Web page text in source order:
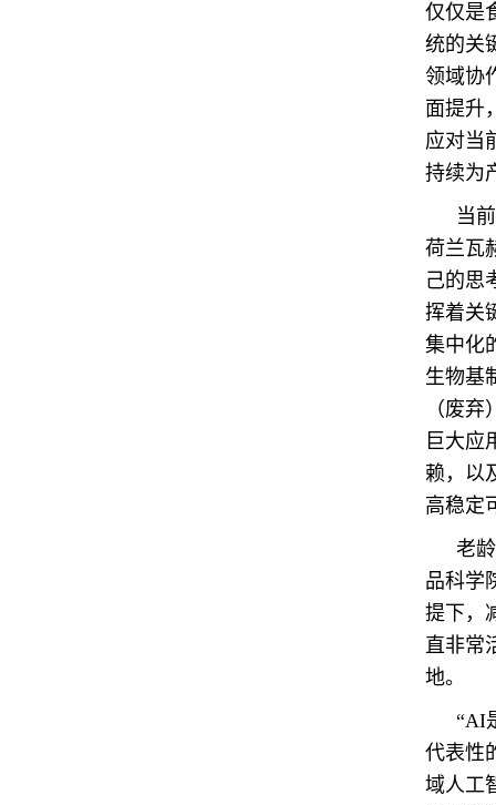
仅仅是
统的关
领域协
面提升
应对当
持续为
当
荷兰瓦
己的思
挥着关
集中化
生物基
（废
巨大应
赖，以
高稳定
老
品科学
提下，
直非常
地。
“AI
代表性
域人工